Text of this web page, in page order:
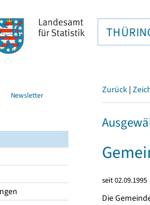
Newsletter Zurück |
seit 02.09.1995
Die